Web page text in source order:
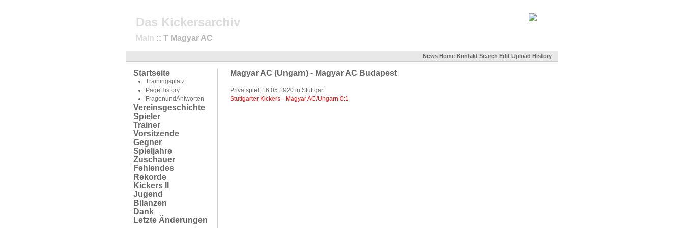
Das Kickersarchiv
Main :: T Magyar AC
News Home Kontakt Search Edit Upload History
Startseite
Trainingsplatz
PageHistory
FragenundAntworten
Vereinsgeschichte
Spieler
Trainer
Vorsitzende
Gegner
Spieljahre
Zuschauer
Fehlendes
Rekorde
Kickers II
Jugend
Bilanzen
Dank
Letzte Änderungen
Magyar AC (Ungarn) - Magyar AC Budapest
Privatspiel, 16.05.1920 in Stuttgart
Stuttgarter Kickers - Magyar AC/Ungarn 0:1